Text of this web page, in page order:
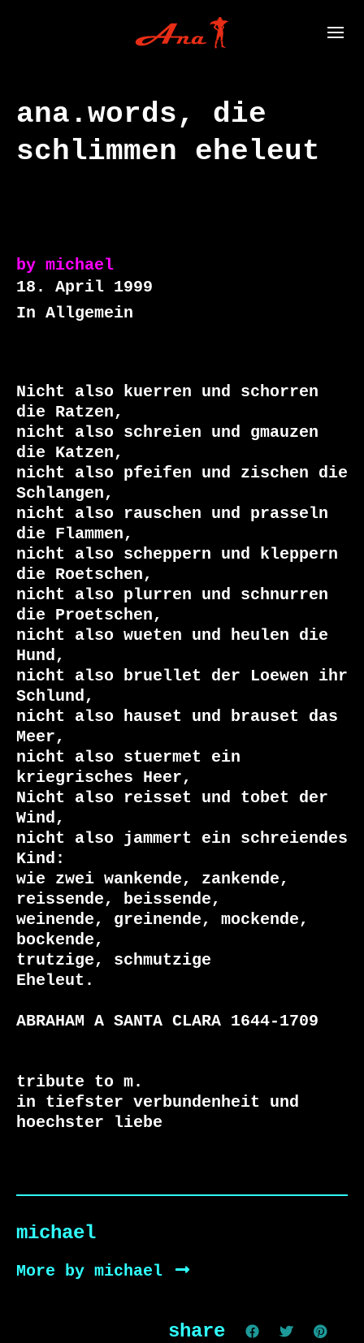
ana.words, die
schlimmen eheleut
by michael
18. April 1999
In Allgemein
Nicht also kuerren und schorren
die Ratzen,
nicht also schreien und gmauzen
die Katzen,
nicht also pfeifen und zischen die
Schlangen,
nicht also rauschen und prasseln
die Flammen,
nicht also scheppern und kleppern
die Roetschen,
nicht also plurren und schnurren
die Proetschen,
nicht also wueten und heulen die
Hund,
nicht also bruellet der Loewen ihr
Schlund,
nicht also hauset und brauset das
Meer,
nicht also stuermet ein
kriegrisches Heer,
Nicht also reisset und tobet der
Wind,
nicht also jammert ein schreiendes
Kind:
wie zwei wankende, zankende,
reissende, beissende,
weinende, greinende, mockende,
bockende,
trutzige, schmutzige
Eheleut.
ABRAHAM A SANTA CLARA 1644-1709
tribute to m.
in tiefster verbundenheit und
hoechster liebe
michael
More by michael
share